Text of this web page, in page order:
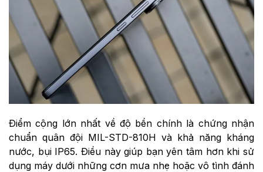
Điểm cộng lớn nhất về độ bền chính là chứng nhận
chuẩn quân đội MIL-STD-810H và khả năng kháng
nước, bụi IP65. Điều này giúp bạn yên tâm hơn khi sử
dụng máy dưới những cơn mưa nhẹ hoặc vô tình đánh